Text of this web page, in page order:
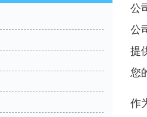
公
公
提
您
作